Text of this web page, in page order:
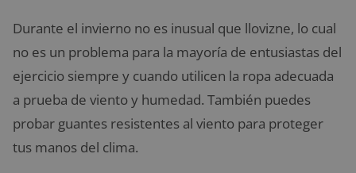
Durante el invierno no es inusual que llovizne, lo cual
no es un problema para la mayoría de entusiastas del
ejercicio siempre y cuando utilicen la ropa adecuada
a prueba de viento y humedad. También puedes
probar guantes resistentes al viento para proteger
tus manos del clima.